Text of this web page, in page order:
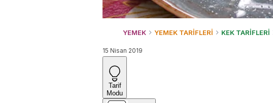
YEMEK YEMEK TARİFLERİ KEK TARİFLERİ
15 Nisan 2019
Tarif
Modu